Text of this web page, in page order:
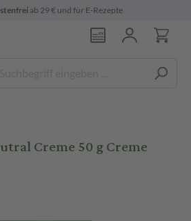
ab 29 € und für E-Rezepte
Creme 50 g Creme